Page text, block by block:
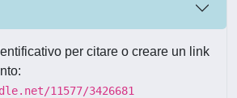
per citare o creare un link
11577/3426681